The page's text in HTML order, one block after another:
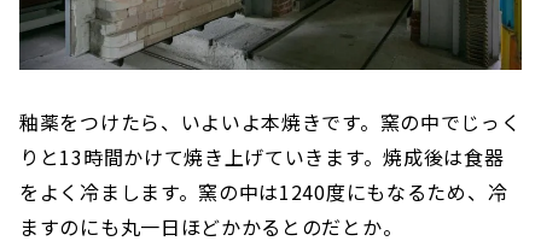
釉薬をつけたら、いよいよ本焼きです。窯の中でじっく
りと13時間かけて焼き上げていきます。焼成後は食器
をよく冷まします。窯の中は1240度にもなるため、冷
ますのにも丸一日ほどかかるとのだとか。